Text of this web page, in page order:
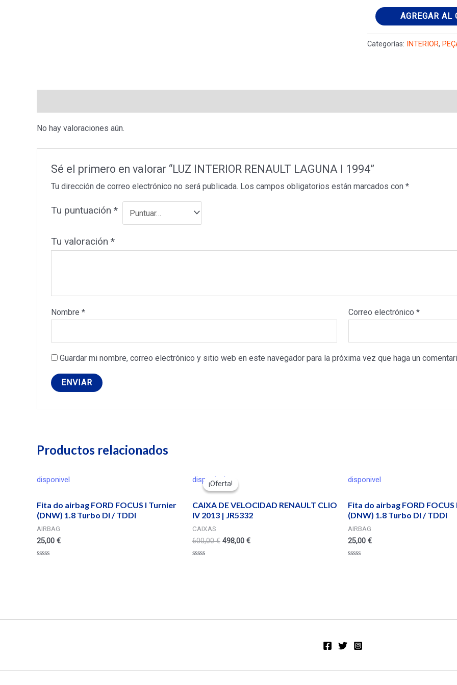
LUZ
INTERIOR
RENAULT
1994
AGREGAR AL
Categorías: INTERIOR,
No hay valoraciones aún.
Sé el primero en valorar “LUZ INTERIOR RENAULT LAGUNA I 1994”
Tu dirección de correo electrónico no será publicada. Los campos obligatorios están marcados con *
Tu puntuación *
Tu valoración *
Nombre * Correo electrónico*
Guardar mi nombre, correo electrónico y sitio web en este navegador para la próxima vez que haga un
Productos relacionados
disponivel
Fita do airbag FORD FOCUS I Turnier
(DNW) 1.8 Turbo DI / TDDi
AIRBAG
25,00 €
¡Oferta!
disponivel
¡Oferta!
CAIXA DE VELOCIDAD RENAULT CLIO
IV 2013 | JR5332
CAIXAS
600,00€ 498,00 €
disponivel
Fita do airbag FORD
(DNW) 1.8 Turbo DI / TDDi
AIRBAG
25,00 €